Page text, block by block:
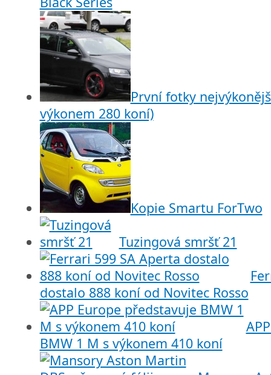
První fotky
výkonem 280 koní)
Kopie Smartu ForTwo
Tuzingová smršť 21
dostalo 888 koní od Novitec Rosso
BMW 1 M s výkonem 410 koní